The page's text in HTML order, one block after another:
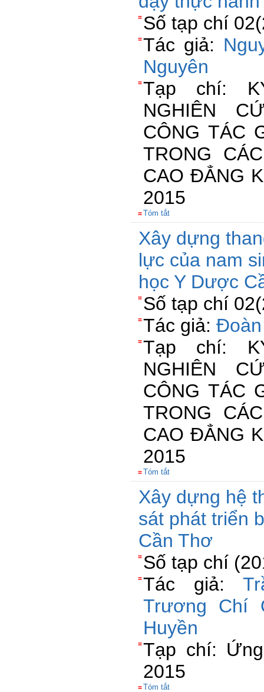
Số tạp chí
Tác giả:
Nguyên
Tạp chí:
NGHIÊN
CÔNG TÁC
TRONG
CAO ĐẲNG
2015
Tóm tắt
Xây dựng
lực của nam
học Y Dược
Số tạp chí
Tác giả:
Tạp chí:
NGHIÊN
CÔNG TÁC
TRONG
CAO ĐẲNG
2015
Tóm tắt
Xây dựng hệ
sát phát triển
Cần Thơ
Số tạp chí
Tác giả:
Trương Chí
Huyền
Tạp chí:
2015
Tóm tắt